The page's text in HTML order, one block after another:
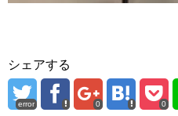
シェアする
error 0 0